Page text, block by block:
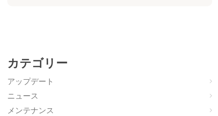
カテゴリー
アップデート
ニュース
メンテナンス